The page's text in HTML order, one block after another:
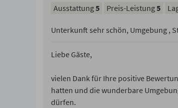
Ausstattung5 Preis-Leistung5
Unterkunft sehr schön, Umgebung ,
Liebe Gäste,
vielen Dank für Ihre positive
hatten und die wunderbare
dürfen.